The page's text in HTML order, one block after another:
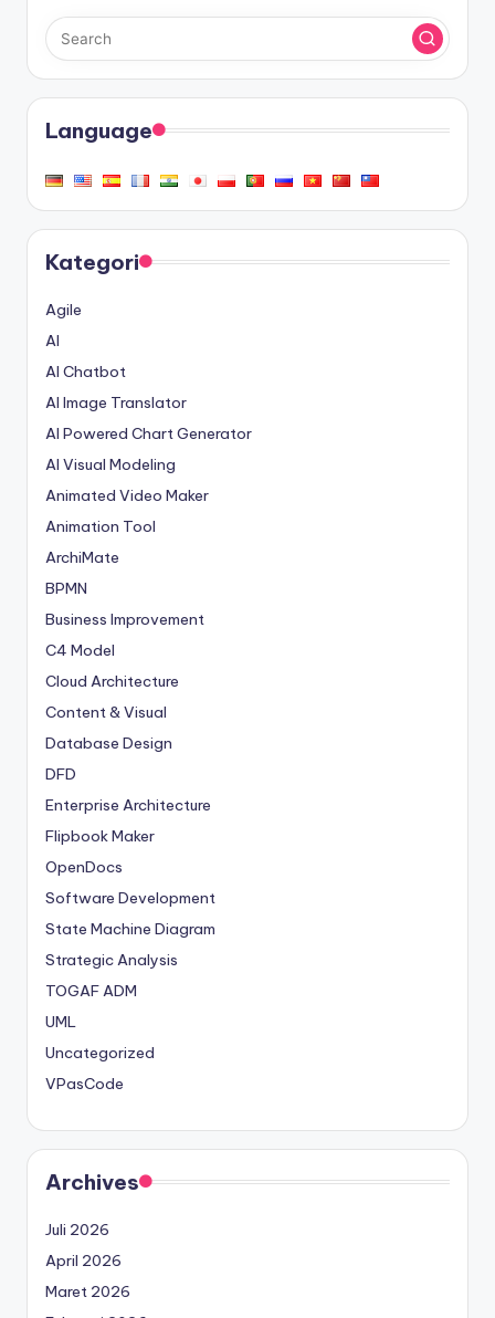
Language
Kategori
Agile
AI
AI Chatbot
AI Image Translator
AI Powered Chart Generator
AI Visual Modeling
Animated Video Maker
Animation Tool
ArchiMate
BPMN
Business Improvement
C4 Model
Cloud Architecture
Content & Visual
Database Design
DFD
Enterprise Architecture
Flipbook Maker
OpenDocs
Software Development
State Machine Diagram
Strategic Analysis
TOGAF ADM
UML
Uncategorized
VPasCode
Archives
Juli 2026
April 2026
Maret 2026